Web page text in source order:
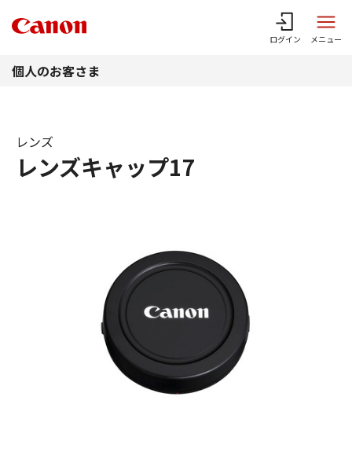
ログイン メニュー
個人のお客さま
レンズキャップ17
レンズ